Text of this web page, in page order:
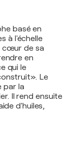
basé en
à l'échelle
cœur de sa
en
qui le
Le
par la
Il rend ensuite
d'huiles,